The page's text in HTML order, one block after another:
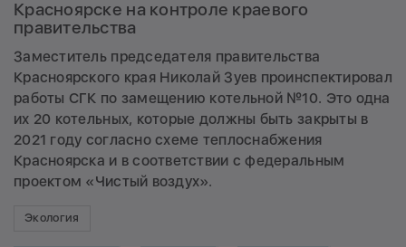
Красноярске на контроле краевого
правительства
Заместитель председателя правительства
Красноярского края Николай Зуев проинспектировал
работы СГК по замещению котельной №10. Это одна
их 20 котельных, которые должны быть закрыты в
2021 году согласно схеме теплоснабжения
Красноярска и в соответствии с федеральным
проектом «Чистый воздух».
Экология